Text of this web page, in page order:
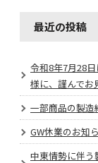
最近の投稿
令和8年7月28
様に、謹んでお
一部商品の製造
GW休業のお知
中東情勢に伴